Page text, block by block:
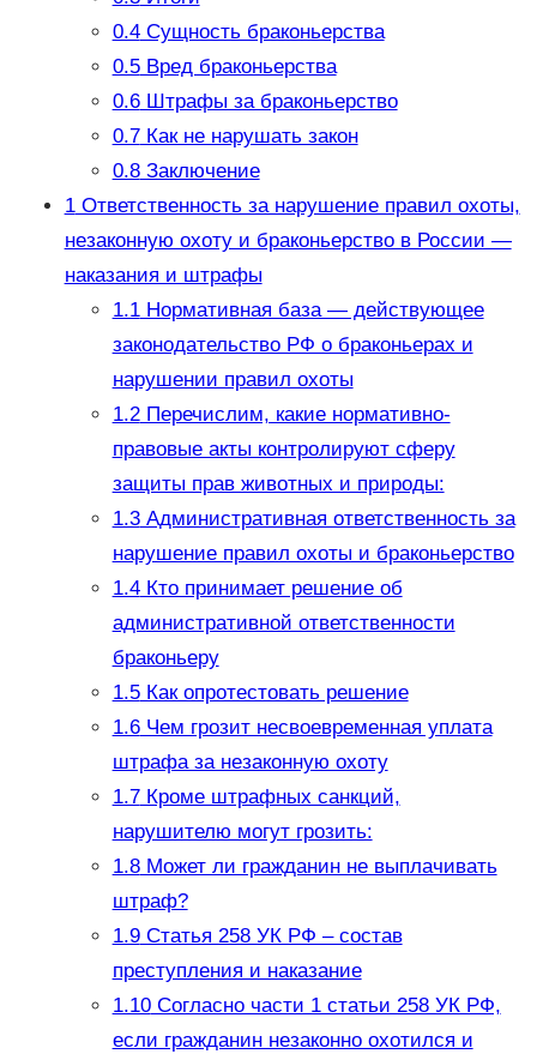
0.4Сущность браконьерства
0.5Вред браконьерства
0.6Штрафы за браконьерство
0.7Как не нарушать закон
0.8Заключение
1Ответственность за нарушение правил охоты,
незаконную охоту и браконьерство в России —
наказания и штрафы
1.1Нормативная база — действующее
законодательство РФ о браконьерах и
нарушении правил охоты
1.2Перечислим, какие нормативно-
правовые акты контролируют сферу
защиты прав животных и природы:
1.3Административная ответственность за
нарушение правил охоты и браконьерство
1.4Кто принимает решение об
административной ответственности
браконьеру
1.5Как опротестовать решение
1.6Чем грозит несвоевременная уплата
штрафа за незаконную охоту
1.7Кроме штрафных санкций,
нарушителю могут грозить:
1.8Может ли гражданин не выплачивать
штраф?
1.9Статья 258 УК РФ – состав
преступления и наказание
1.10Согласно части 1 статьи 258 УК РФ,
если гражданин незаконно охотился и